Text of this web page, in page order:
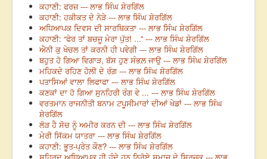
ਕਹਾਣੀ: ਫਰਜ਼ --- ਲਾਭ ਸਿੰਘ ਸ਼ੇਰਗਿੱਲ
ਕਹਾਣੀ: ਹਕੀਕਤ ਦੇ ਨੇੜੇ --- ਲਾਭ ਸਿੰਘ ਸ਼ੇਰਗਿੱਲ
ਅਧਿਆਪਕ ਦਿਵਸ ਦੀ ਸਾਰਥਿਕਤਾ --- ਲਾਭ ਸਿੰਘ ਸ਼ੇਰਗਿੱਲ
ਕਹਾਣੀ: “ਫੇਰ ਤਾਂ ਬਚਜੂ ਮੇਰਾ ਪੁੱਤ! ...” --- ਲਾਭ ਸਿੰਘ ਸ਼ੇਰਗਿੱਲ
ਐਨੀ ਕੁ ਖੇਚਲ ਤਾਂ ਕਰਨੀ ਹੀ ਪਵੇਗੀ --- ਲਾਭ ਸਿੰਘ ਸ਼ੇਰਗਿੱਲ
ਬਹੁਤ ਹੋ ਗਿਆ ਵਿਗਾੜ, ਬੱਸ ਹੁਣ ਸੰਭਲ਼ ਜਾਉ --- ਲਾਭ ਸਿੰਘ ਸ਼ੇਰਗਿੱਲ
ਮਹਿਕਦੇ ਰਹਿਣ ਹੋਲੀ ਦੇ ਰੰਗ --- ਲਾਭ ਸਿੰਘ ਸ਼ੇਰਗਿੱਲ
ਪਤਾਸਿਆਂ ਵਾਲਾ ਲਿਫਾਫਾ --- ਲਾਭ ਸਿੰਘ ਸ਼ੇਰਗਿੱਲ
ਕਣਕਾਂ ਦਾ ਹੋ ਗਿਆ ਸੁਨਹਿਰੀ ਰੰਗ ਵੇ ... --- ਲਾਭ ਸਿੰਘ ਸ਼ੇਰਗਿੱਲ
ਵਰਤਮਾਨ ਰਾਜਨੀਤੀ ਬਨਾਮ ਟਪੂਸੀਮਾਰਾਂ ਦੀਆਂ ਖੇਡਾਂ --- ਲਾਭ ਸਿੰਘ
ਸ਼ੇਰਗਿੱਲ
ਲੋੜ ਹੈ ਸੋਚ ਨੂੰ ਅਮੀਰ ਕਰਨ ਦੀ --- ਲਾਭ ਸਿੰਘ ਸ਼ੇਰਗਿੱਲ
ਮੇਰੀ ਸਿੱਕਮ ਯਾਤਰਾ --- ਲਾਭ ਸਿੰਘ ਸ਼ੇਰਗਿੱਲ
ਕਹਾਣੀ: ਭੂਤ-ਪ੍ਰੇਤ ਕੌਣ? --- ਲਾਭ ਸਿੰਘ ਸ਼ੇਰਗਿੱਲ